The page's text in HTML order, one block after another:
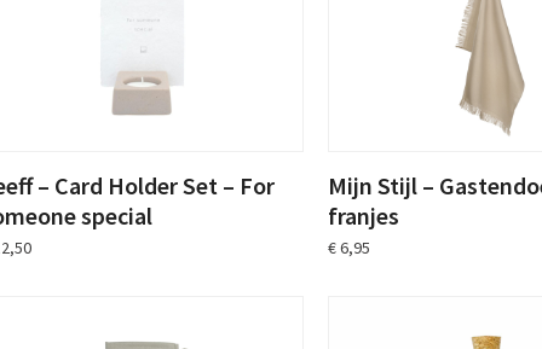
– Card Holder Set – For
special
Mijn Stijl –
franjes
€6,95